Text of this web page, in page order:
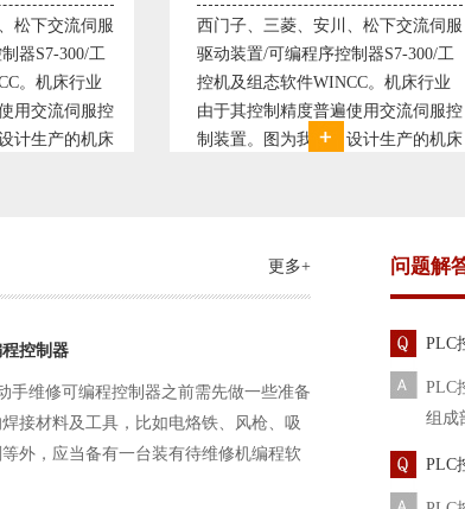
松下交流伺服
制器S7-300/工
。机床行业
用交流伺服控
计生产的机床
变频恒压供水系统是利用交流电机无
极调速技术原理，采用PID闭环控制
使供水随着使用变化而变化，从而维
持供水设定压力恒定。他比传统电接
点、远传压力表供水水压恒定，因此
更多+
控制器
手维修可编程控制器之前需先做一些准备
接材料及工具，比如电烙铁、风枪、吸
外，应当备有一台装有待维修机编程软
一是由于待修机常常是从工作系统中拆
问题解
PLC
PLC
组成
PLC